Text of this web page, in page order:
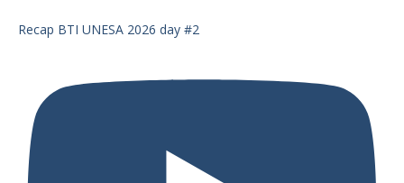
Recap BTI UNESA 2026 day #2